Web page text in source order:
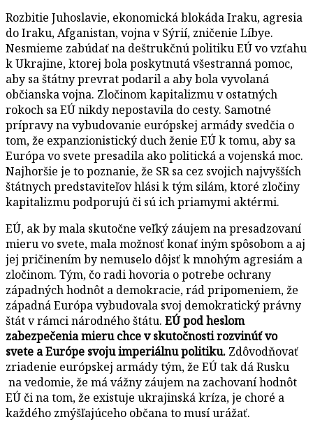
Rozbitie Juhoslavie, ekonomická blokáda Iraku, agresia
do Iraku, Afganistan, vojna v Sýrií, zničenie Líbye.
Nesmieme zabúdať na deštrukčnú politiku EÚ vo vzťahu
k Ukrajine, ktorej bola poskytnutá všestranná pomoc,
aby sa štátny prevrat podaril a aby bola vyvolaná
občianska vojna. Zločinom kapitalizmu v ostatných
rokoch sa EÚ nikdy nepostavila do cesty. Samotné
prípravy na vybudovanie európskej armády svedčia o
tom, že expanzionistický duch ženie EÚ k tomu, aby sa
Európa vo svete presadila ako politická a vojenská moc.
Najhoršie je to poznanie, že SR sa cez svojich najvyšších
štátnych predstaviteľov hlási k tým silám, ktoré zločiny
kapitalizmu podporujú či sú ich priamymi aktérmi.
EÚ, ak by mala skutočne veľký záujem na presadzovaní
mieru vo svete, mala možnosť konať iným spôsobom a aj
jej pričinením by nemuselo dôjsť k mnohým agresiám a
zločinom. Tým, čo radi hovoria o potrebe ochrany
západných hodnôt a demokracie, rád pripomeniem, že
západná Európa vybudovala svoj demokratický právny
štát v rámci národného štátu. EÚ pod heslom
zabezpečenia mieru chce v skutočnosti rozvinúť vo
svete a Európe svoju imperiálnu politiku. Zdôvodňovať
zriadenie európskej armády tým, že EÚ tak dá Rusku
na vedomie, že má vážny záujem na zachovaní hodnôt
EÚ či na tom, že existuje ukrajinská kríza, je choré a
každého zmýšľajúceho občana to musí urážať.